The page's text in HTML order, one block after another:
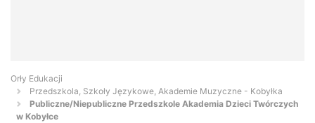
Orły Edukacji
Przedszkola, Szkoły Językowe, Akademie Muzyczne - Kobyłka
Publiczne/Niepubliczne Przedszkole Akademia Dzieci Twórczych
w Kobyłce